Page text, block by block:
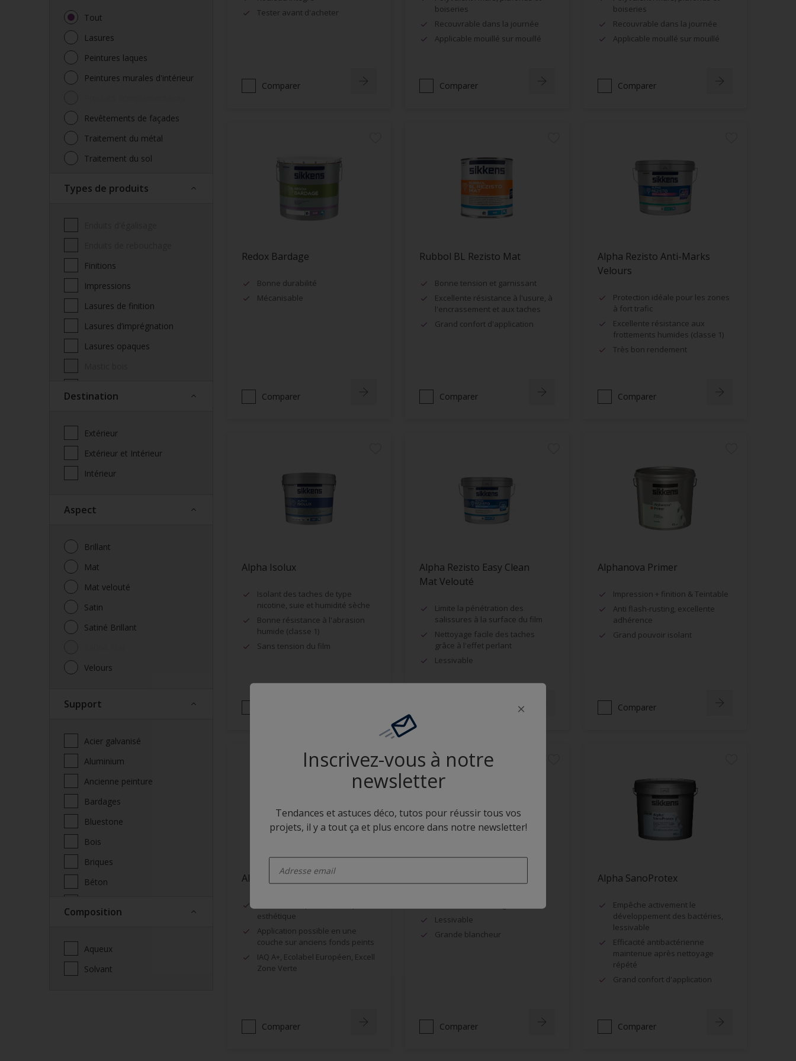
Tout
Lasures
Peintures laques
Peintures murales d'intérieur
Revêtements de façades
Traitement du métal
Traitement du sol
Types de produits
Finitions
Impressions
Lasures de finition
Lasures d’imprégnation
Lasures opaques
façade
Spécialités
Vernis
Vitrificateur
Destination
Extérieur
Extérieur et Intérieur
Intérieur
Aspect
Brillant
Mat
Mat velouté
Satin
Satiné Brillant
Velours
Support
Acier galvanisé
Aluminium
Ancienne peinture
Bardages
Bluestone
Bois
Briques
Béton
Composition
Aqueux
Solvant
Tester avant d'acheter
Comparer
boiseries
Recouvrable dans la journée
Applicable mouillé sur mouillé
Comparer
boiseries
Recouvrable dans la journée
Applicable mouillé sur mouillé
Comparer
Redox Bardage
Bonne durabilité
Mécanisable
Comparer
Rubbol BL Rezisto Mat
Bonne tension et garnissant
Excellente résistance à l'usure, à
l'encrassement et aux taches
Grand confort d'application
Comparer
Alpha Rezisto Anti-Marks
Velours
Protection idéale pour les zones
à fort trafic
Excellente résistance aux
frottements humides (classe 1)
Très bon rendement
Comparer
Alpha Isolux
Isolant des taches de type
nicotine, suie et humidité sèche
Bonne résistance à l'abrasion
humide (classe 1)
Sans tension du film
Alpha Rezisto Easy Clean
Mat Velouté
Limite la pénétration des
salissures à la surface du film
Nettoyage facile des taches
grâce à l'effet perlant
Lessivable
Alphanova Primer
Impression + finition & Teintable
Anti flash-rusting, excellente
adhérence
Grand pouvoir isolant
Comparer
Alpha BL Mat Uno
esthétique
Application possible en une
couche sur anciens fonds peints
IAQ A+, Ecolabel Européen, Excell
Zone Verte
Comparer
Lessivable
Grande blancheur
Comparer
Alpha SanoProtex
Empêche activement le
développement des bactéries,
lessivable
Efficacité antibactérienne
maintenue après nettoyage
répété
Grand confort d'application
Comparer
Inscrivez-vous à notre
newsletter
Tendances et astuces déco, tutos pour réussir tous vos
projets, il y a tout ça et plus encore dans notre newsletter!